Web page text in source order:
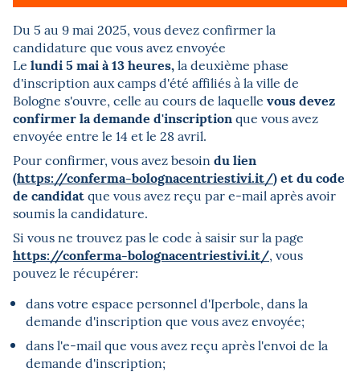
Du 5 au 9 mai 2025, vous devez confirmer la
candidature que vous avez envoyée
Le lundi 5 mai à 13 heures,la deuxième phase
d'inscription aux camps d'été affiliés à la ville de
Bologne s'ouvre, celle au cours de laquelle vous devez
confirmer la demande d'inscriptionque vous avez
envoyée entre le 14 et le 28 avril.
Pour confirmer, vous avez besoin du lien
(https://conferma-bolognacentriestivi.it/) et du code
de candidatque vous avez reçu par e-mail après avoir
soumis la candidature.
Si vous ne trouvez pas le code à saisir sur la page
https://conferma-bolognacentriestivi.it/, vous
pouvez le récupérer:
dans votre espace personnel d'Iperbole, dans la
demande d'inscription que vous avez envoyée;
dans l'e-mail que vous avez reçu après l'envoi de la
demande d'inscription;